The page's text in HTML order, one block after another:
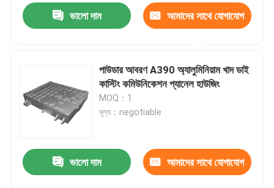
ভালো দাম আমাদের সাথে যোগাযোগ
পাউডার আবরণ A390 অ্যালুমিনিয়াম খাদ ডাই
কাস্টিং কমিউনিকেশন প্যানেল হাউজিং
MOQ：1
মূল্য：negotiable
ভালো দাম আমাদের সাথে যোগাযোগ